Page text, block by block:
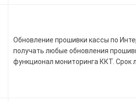
Обновление прошивки кассы по
получать любые обновления
функционал мониторинга ККТ. Срок